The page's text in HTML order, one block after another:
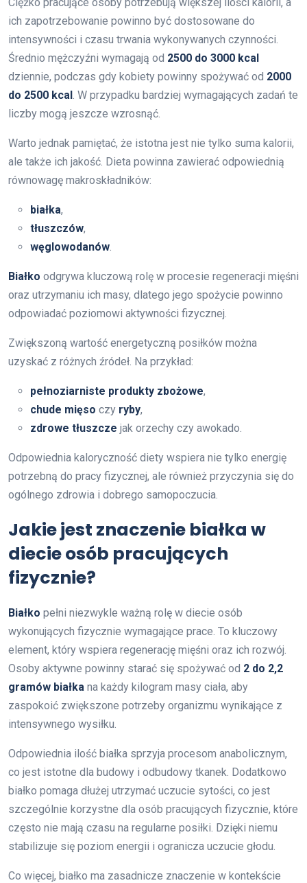
ich zapotrzebowanie powinno być dostosowane do
intensywności i czasu trwania wykonywanych czynności.
Średnio mężczyźni wymagają od 2500 do 3000 kcal
dziennie, podczas gdy kobiety powinny spożywać od 2000
do 2500 kcal . W przypadku bardziej wymagających zadań te
liczby mogą jeszcze wzrosnąć.
Warto jednak pamiętać, że istotna jest nie tylko suma kalorii,
ale także ich jakość. Dieta powinna zawierać odpowiednią
równowagę makroskładników:
białka,
tłuszczów,
węglowodanów
Białko odgrywa kluczową rolę w procesie regeneracji mięśni
oraz utrzymaniu ich masy, dlatego jego spożycie powinno
odpowiadać poziomowi aktywności fizycznej.
Zwiększoną wartość energetyczną posiłków można
uzyskać z różnych źródeł. Na przykład:
pełnoziarniste produkty zbożowe,
chude mięso czy ryby,
zdrowe tłuszcze jak orzechy czy awokado.
Odpowiednia kaloryczność diety wspiera nie tylko energię
potrzebną do pracy fizycznej, ale również przyczynia się do
ogólnego zdrowia i dobrego samopoczucia.
Jakie jest znaczenie białka w
diecie osób pracujących
fizycznie?
Białko pełni niezwykle ważną rolę w diecie osób
wykonujących fizycznie wymagające prace. To kluczowy
element, który wspiera regenerację mięśni oraz ich rozwój.
Osoby aktywne powinny starać się spożywać od 2 do 2,2
gramów białka na każdy kilogram masy ciała, aby
zaspokoić zwiększone potrzeby organizmu wynikające z
intensywnego wysiłku.
Odpowiednia ilość białka sprzyja procesom anabolicznym,
co jest istotne dla budowy i odbudowy tkanek. Dodatkowo
białko pomaga dłużej utrzymać uczucie sytości, co jest
szczególnie korzystne dla osób pracujących fizycznie, które
często nie mają czasu na regularne posiłki. Dzięki niemu
stabilizuje się poziom energii i ogranicza uczucie głodu.
Co więcej, białko ma zasadnicze znaczenie w kontekście